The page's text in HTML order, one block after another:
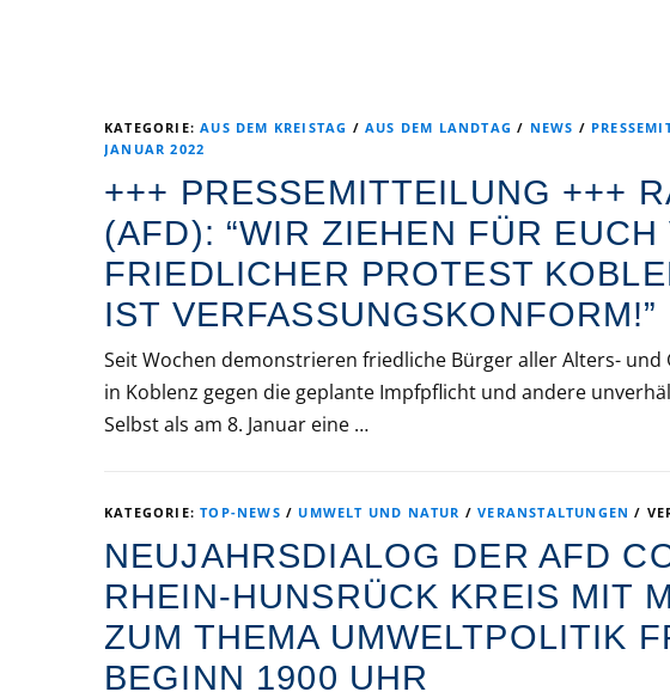
KATEGORIE:AUS DEM KREISTAG /AUS DEM LANDTAG / NEWS /
JANUAR 2022
+++ PRESSEMITTEILUNG +++
(AFD): “WIR ZIEHEN FÜR
FRIEDLICHER PROTEST
IST VERFASSUNGSKONFORM!”
Seit Wochen demonstrieren friedliche Bürger aller Alters-
in Koblenz gegen die geplante Impfpflicht und andere
Selbst als am 8. Januar eine …
KATEGORIE:TOP-NEWS / UMWELT UND NATUR /VERANSTALTUNGEN /
NEUJAHRSDIALOG DER AFD
RHEIN-HUNSRÜCK KREIS MIT
ZUM THEMA UMWELTPOLITIK
BEGINN 1900 UHR